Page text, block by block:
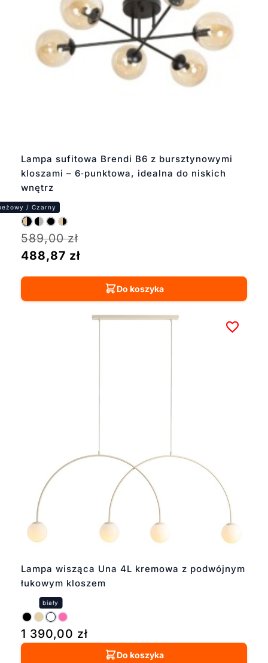
Lampa sufitowa Brendi B6 z bursztynowymi
kloszami – 6‑punktowa, idealna do niskich
wnętrz
589,00zł
488,87 zł
Do koszyka
Lampa wisząca Una 4L kremowa z podwójnym
łukowym kloszem
1 390,00 zł
Do koszyka